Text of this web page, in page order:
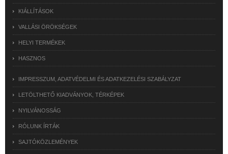
KIÁLLÍTÁSOK
VALLÁSI ÖRÖKSÉGEK
HELYI TERMÉKEK
HASZNOS
IMPRESSZUM, ADATVÉDELMI ÉS ADATKEZELÉSI SZABÁLYZAT
LETÖLTHETŐ KIADVÁNYOK, TÉRKÉPEK
NYILVÁNOSSÁG
RÓLUNK ÍRTÁK
SAJTÓKÖZLEMÉNYEK